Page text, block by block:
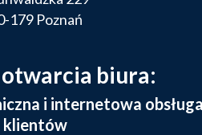
179 Poznań
biura:
i internetowa
klientów